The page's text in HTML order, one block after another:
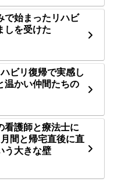
で始まったリハビ
しを受けた
ビリ復帰で実感し
温かい仲間たちの
看護師と療法士に
間と帰宅直後に直
う大きな壁